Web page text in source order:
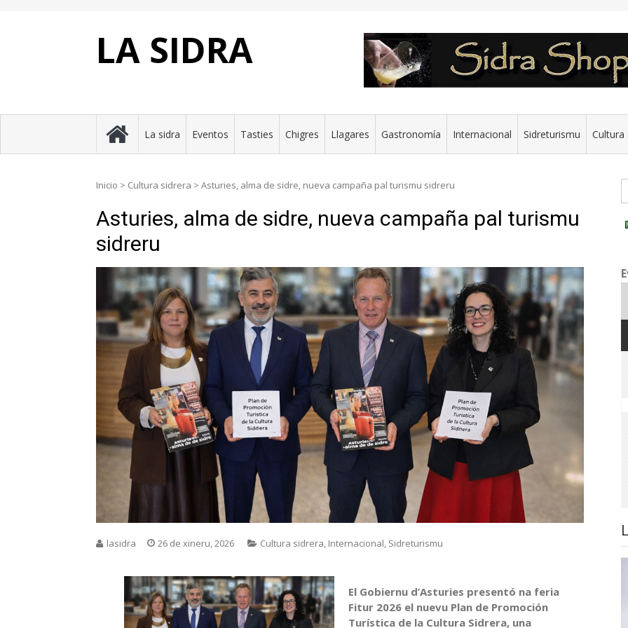
LA SIDRA
La sidra Eventos Tasties Chigres Llagares Gastronomía Internacional Sidreturismu Cultura
Inicio > Cultura sidrera > Asturies, alma de sidre, nueva campaña pal turismu sidreru
Asturies, alma de sidre, nueva campaña pal turismu
sidreru
lasidra 26 de xineru, 2026 Cultura sidrera, Internacional, Sidreturismu
El Gobiernu d’Asturies presentó na feria
Fitur 2026 el nuevu Plan de Promoción
Turística de la Cultura Sidrera, una